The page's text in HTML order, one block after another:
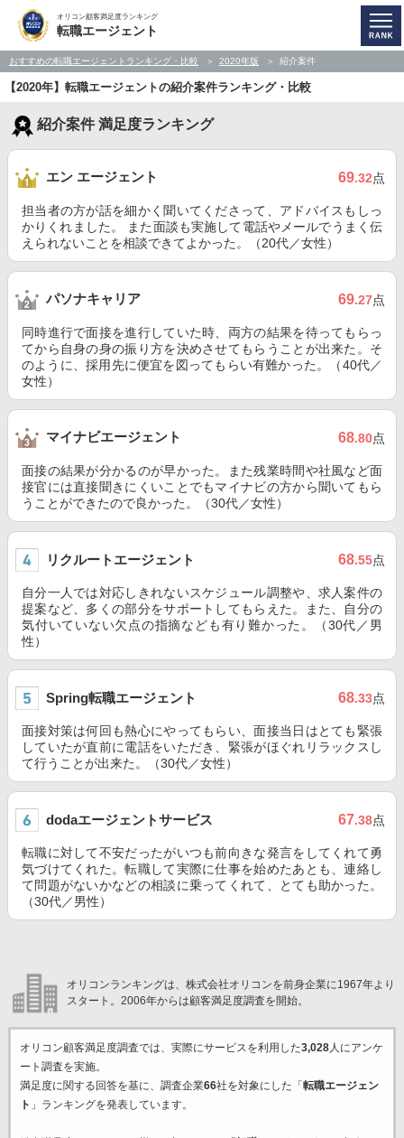
オリコン顧客満足度ランキング
転職エージェント
おすすめの転職エージェントランキング・比較 2020年版 紹介案件
【2020年】転職エージェントの紹介案件ランキング・比較
紹介案件 満足度ランキング
エン エージェント 69.32点
担当者の方が話を細かく聞いてくださって、アドバイスもしっ
かりくれました。 また面談も実施して電話やメールでうまく伝
えられないことを相談できてよかった。（20代／女性）
パソナキャリア 69.27点
同時進行で面接を進行していた時、両方の結果を待ってもらっ
てから自身の身の振り方を決めさせてもらうことが出来た。そ
のように、採用先に便宜を図ってもらい有難かった。（40代／
女性）
マイナビエージェント 68.80点
面接の結果が分かるのが早かった。また残業時間や社風など面
接官には直接聞きにくいことでもマイナビの方から聞いてもら
うことができたので良かった。（30代／女性）
リクルートエージェント 68.55点
自分一人では対応しきれないスケジュール調整や、求人案件の
提案など、多くの部分をサポートしてもらえた。また、自分の
気付いていない欠点の指摘なども有り難かった。（30代／男
性）
Spring転職エージェント 68.33点
面接対策は何回も熱心にやってもらい、面接当日はとても緊張
していたが直前に電話をいただき、緊張がほぐれリラックスし
て行うことが出来た。（30代／女性）
dodaエージェントサービス 67.38点
転職に対して不安だったがいつも前向きな発言をしてくれて勇
気づけてくれた。転職して実際に仕事を始めたあとも、連絡し
て問題がないかなどの相談に乗ってくれて、とても助かった。
（30代／男性）
オリコンランキングは、株式会社オリコンを前身企業に1967年より
スタート。2006年からは顧客満足度調査を開始。
オリコン顧客満足度調査では、実際にサービスを利用した3,028人にアンケ
ート調査を実施。
満足度に関する回答を基に、調査企業66社を対象にした「 転職エージェン
ト 」ランキングを発表しています。